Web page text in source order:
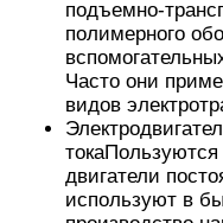
подъемно-
полимерного
Часто они
видов
двигатели
используют в